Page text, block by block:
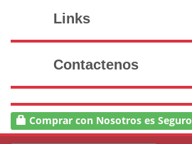
Links
Contactenos
Comprar con Nosotros es Seguro